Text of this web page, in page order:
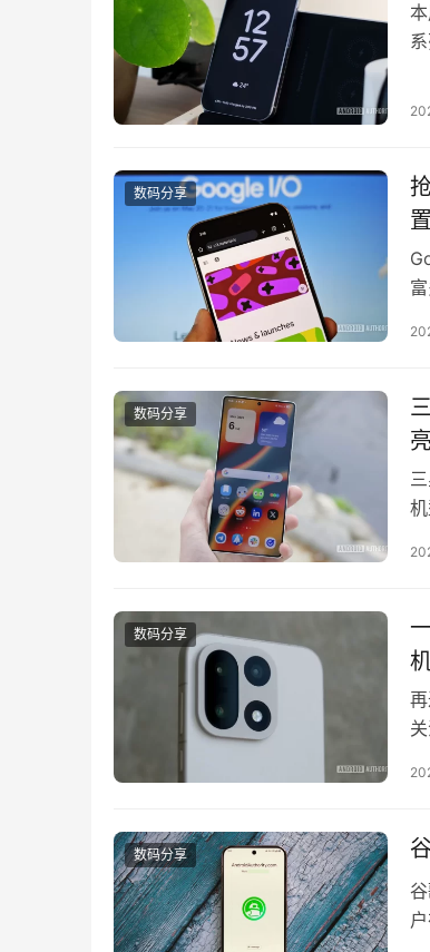
数码分享
数码分享
数码分享
数码分享